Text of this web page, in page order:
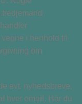
i henhold til
om
evt. nyhedsbreve,
hver email. Har du